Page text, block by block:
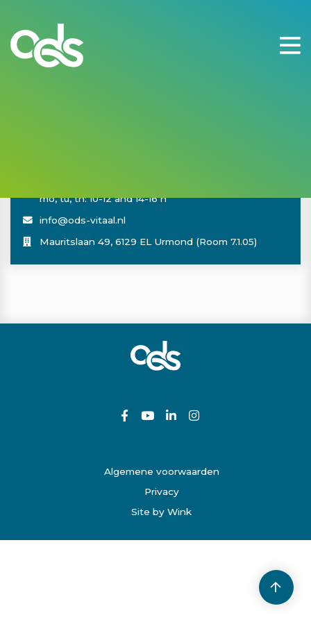
Compliment Cards: spread positivity!
mo, tu, th: 10-12 and 14-16 h
info@ods-vitaal.nl
Mauritslaan 49, 6129 EL Urmond (Room 7.1.05)
Algemene voorwaarden
Privacy
Site by Wink